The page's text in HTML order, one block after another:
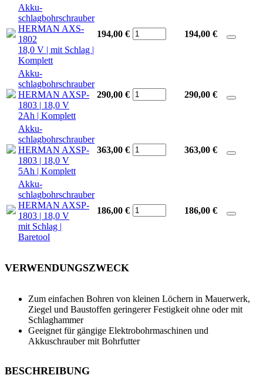
Akku-
schlagbohrschrauber
HERMAN AXS-
1802
18,0 V | mit Schlag |
Komplett
194,00 € 194,00 €
Akku-
schlagbohrschrauber
HERMAN AXSP-
1803 | 18,0 V
2Ah | Komplett
290,00 € 290,00 €
Akku-
schlagbohrschrauber
HERMAN AXSP-
1803 | 18,0 V
5Ah | Komplett
363,00 € 363,00 €
Akku-
schlagbohrschrauber
HERMAN AXSP-
1803 | 18,0 V
mit Schlag |
Baretool
186,00 € 186,00 €
VERWENDUNGSZWECK
Zum einfachen Bohren von kleinen Löchern in Mauerwerk,
Ziegel und Baustoffen geringerer Festigkeit ohne oder mit
Schlaghammer
Geeignet für gängige Elektrobohrmaschinen und
Akkuschrauber mit Bohrfutter
BESCHREIBUNG